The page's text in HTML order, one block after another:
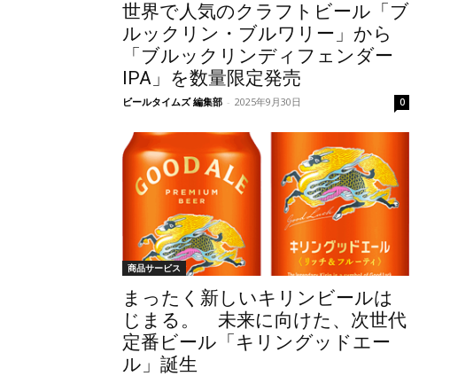
世界で人気のクラフトビール「ブ
ルックリン・ブルワリー」から
「ブルックリンディフェンダー
IPA」を数量限定発売
ビールタイムズ 編集部 - 2025年9月30日 0
商品サービス
まったく新しいキリンビールは
じまる。 未来に向けた、次世代
定番ビール「キリングッドエー
ル」誕生